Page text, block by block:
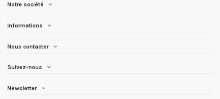
Notre société
Informations
Nous contacter
Suivez-nous
Newsletter